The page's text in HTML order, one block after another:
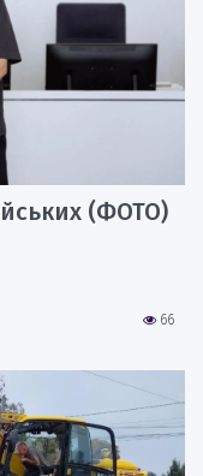
(ФОТО)
66